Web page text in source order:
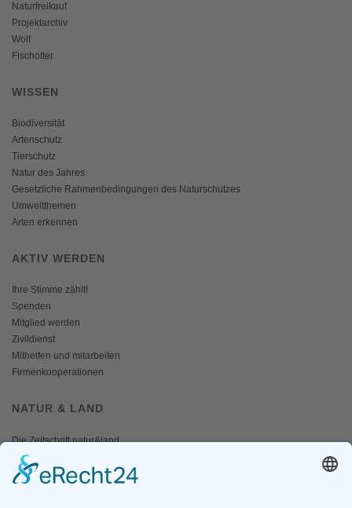
Naturfreikauf
Projektarchiv
Wolf
Fischotter
WISSEN
Biodiversität
Artenschutz
Tierschutz
Natur des Jahres
Gesetzliche Rahmenbedingungen des Naturschutzes
Umweltthemen
Arten erkennen
AKTIV WERDEN
Ihre Stimme zählt!
Spenden
Mitglied werden
Zivildienst
Mithelfen und mitarbeiten
Firmenkooperationen
NATUR & LAND
Die Zeitschrift natur&land
Archiv
Mediadaten